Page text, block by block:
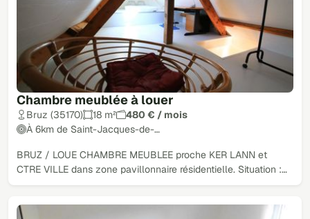
Chambre meublée à louer
Bruz (35170) 18 m²
480 € / mois
À 6km de Saint-Jacques-de-…
BRUZ / LOUE CHAMBRE MEUBLEE proche KER LANN et
CTRE VILLE dans zone pavillonnaire résidentielle. Situation :…